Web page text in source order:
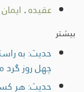
عقیده.
بیشتر
حديث: به
چهل روز گرد
حديث: هر